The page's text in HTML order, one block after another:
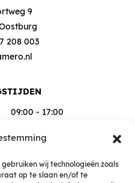
wij technologieën zoals
op te slaan en/of te
9
208 003
09:00 - 17:00
op afspraak